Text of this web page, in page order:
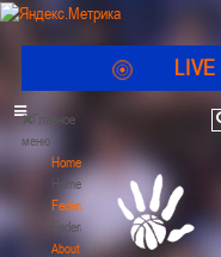
LIVE
Главное
меню
Home
Home
Federation
Federation
About